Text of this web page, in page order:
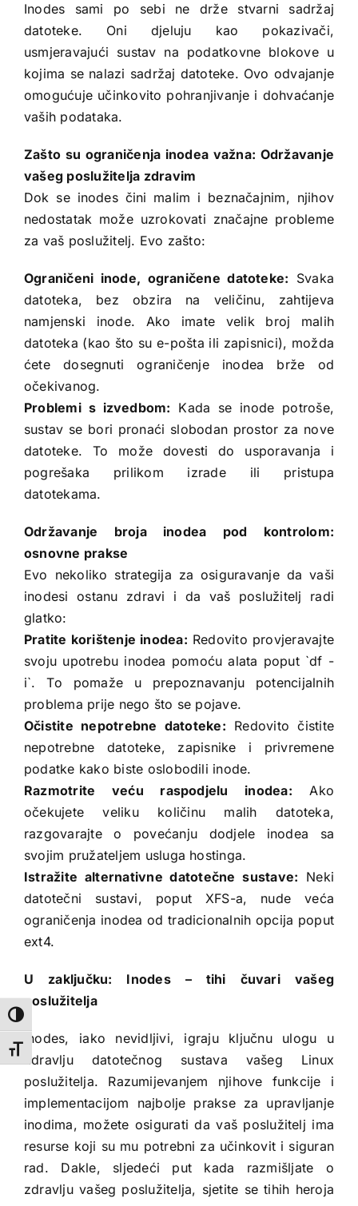
Toggle High Contrast
Toggle Font size
Inodes sami po sebi ne drže stvarni sadržaj
datoteke. Oni djeluju kao pokazivači,
usmjeravajući sustav na podatkovne blokove u
kojima se nalazi sadržaj datoteke. Ovo odvajanje
omogućuje učinkovito pohranjivanje i dohvaćanje
vaših podataka.
Zašto su ograničenja inodea važna: Održavanje
vašeg poslužitelja zdravim
Dok se inodes čini malim i beznačajnim, njihov
nedostatak može uzrokovati značajne probleme
za vaš poslužitelj. Evo zašto:
Ograničeni inode, ograničene datoteke: Svaka
datoteka, bez obzira na veličinu, zahtijeva
namjenski inode. Ako imate velik broj malih
datoteka (kao što su e-pošta ili zapisnici), možda
ćete dosegnuti ograničenje inodea brže od
očekivanog.
Problemi s izvedbom: Kada se inode potroše,
sustav se bori pronaći slobodan prostor za nove
datoteke. To može dovesti do usporavanja i
pogrešaka prilikom izrade ili pristupa
datotekama.
Održavanje broja inodea pod kontrolom:
osnovne prakse
Evo nekoliko strategija za osiguravanje da vaši
inodesi ostanu zdravi i da vaš poslužitelj radi
glatko:
Pratite korištenje inodea: Redovito provjeravajte
svoju upotrebu inodea pomoću alata poput `df -
i`. To pomaže u prepoznavanju potencijalnih
problema prije nego što se pojave.
Očistite nepotrebne datoteke: Redovito čistite
nepotrebne datoteke, zapisnike i privremene
podatke kako biste oslobodili inode.
Razmotrite veću raspodjelu inodea: Ako
očekujete veliku količinu malih datoteka,
razgovarajte o povećanju dodjele inodea sa
svojim pružateljem usluga hostinga.
Istražite alternativne datotečne sustave: Neki
datotečni sustavi, poput XFS-a, nude veća
ograničenja inodea od tradicionalnih opcija poput
ext4.
U zaključku: Inodes – tihi čuvari vašeg
poslužitelja
Inodes, iako nevidljivi, igraju ključnu ulogu u
zdravlju datotečnog sustava vašeg Linux
poslužitelja. Razumijevanjem njihove funkcije i
implementacijom najbolje prakse za upravljanje
inodima, možete osigurati da vaš poslužitelj ima
resurse koji su mu potrebni za učinkovit i siguran
rad. Dakle, sljedeći put kada razmišljate o
zdravlju vašeg poslužitelja, sjetite se tihih heroja